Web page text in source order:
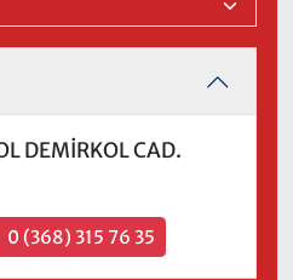
DEMİRKOL CAD.
0 (368) 315 76 35